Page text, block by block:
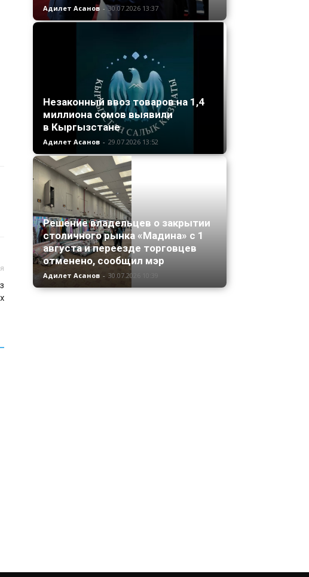
Адилет Асанов - 30.07.2026 13:37
Незаконный ввоз товаров на 1,4
миллиона сомов выявили
в Кыргызстане
Адилет Асанов - 29.07.2026 13:52
Решение владельцев о закрытии
столичного рынка «Мадина» с 1
августа и переезде торговцев
отменено, сообщил мэр
Адилет Асанов - 30.07.2026 10:39